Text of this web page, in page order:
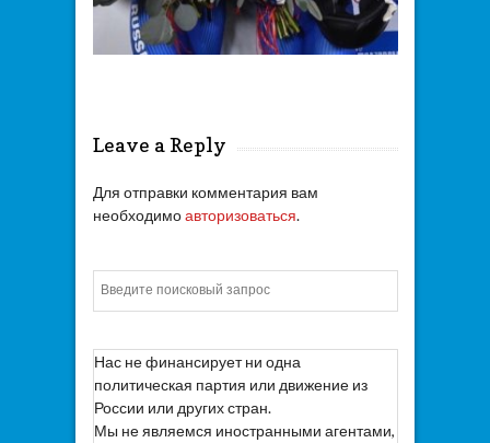
Leave a Reply
Для отправки комментария вам
необходимоавторизоваться.
Нас не финансирует ни одна
политическая партия или движение из
России или других стран.
Мы не являемся иностранными агентами,